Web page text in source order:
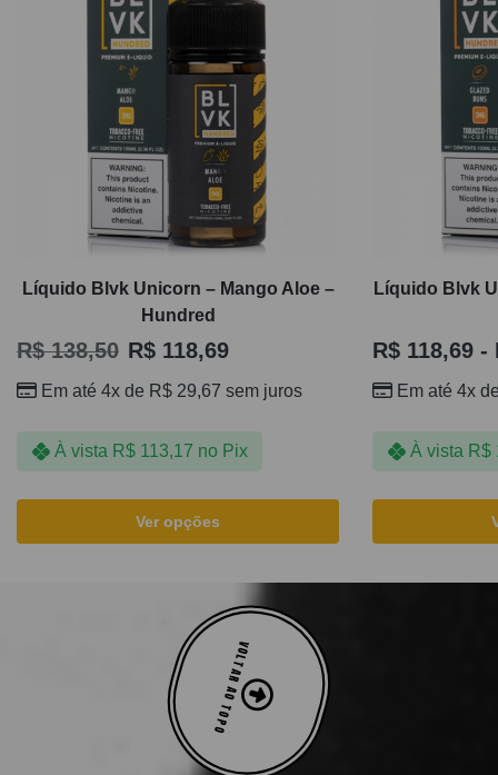
Líquido Blvk Unicorn – Mango Aloe –
Hundred
R$138,50 R$ 118,69
Em até 4x de R$ 29,67 sem juros
À vista R$113,17 no Pix
Ver opções
Líquido Blvk
R$ 118,69 -
Em até 4x
À vista R$
VOLTAR AO TOPO